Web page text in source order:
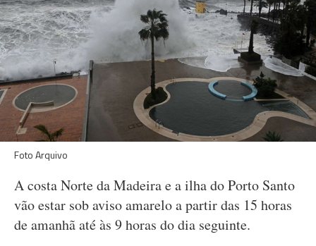
Foto Arquivo
A costa Norte da Madeira e a ilha do Porto Santo
vão estar sob aviso amarelo a partir das 15 horas
de amanhã até às 9 horas do dia seguinte.